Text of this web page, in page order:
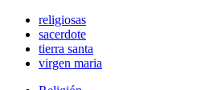
religiosas
sacerdote
tierra santa
virgen maria